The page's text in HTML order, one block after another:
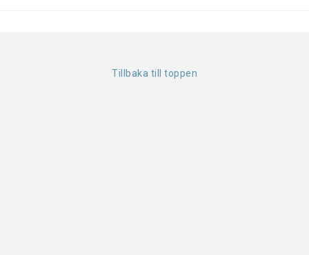
Tillbaka till toppen